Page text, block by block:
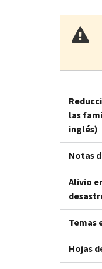
las
inglés)
Notas
Alivio
Temas
Hojas